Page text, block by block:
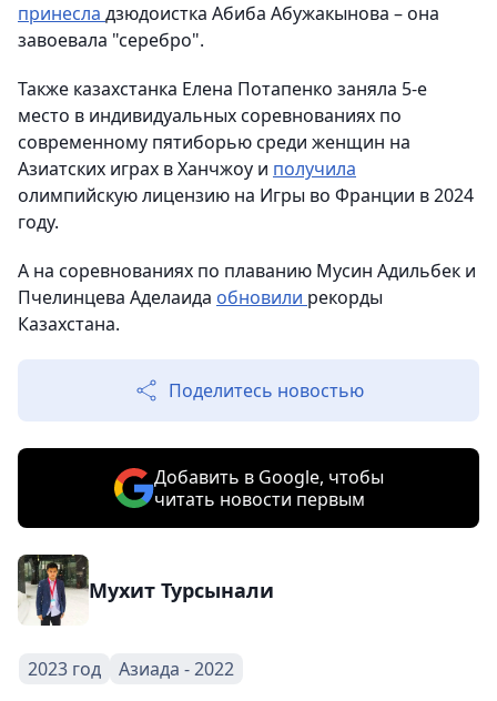
принесла дзюдоистка Абиба Абужакынова – она
завоевала "серебро".
Также казахстанка Елена Потапенко заняла 5-е
место в индивидуальных соревнованиях по
современному пятиборью среди женщин на
Азиатских играх в Ханчжоу и получила
олимпийскую лицензию на Игры во Франции в 2024
году.
А на соревнованиях по плаванию Мусин Адильбек и
Пчелинцева Аделаида обновили рекорды
Казахстана.
Поделитесь новостью
Добавить в Google, чтобы
читать новости первым
Мухит Турсынали
2023 год Азиада - 2022